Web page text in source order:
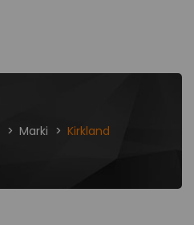
Marki Kirkland